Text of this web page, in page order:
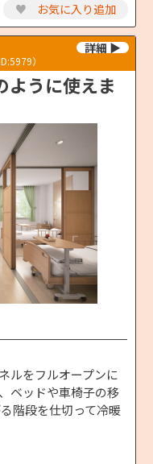
♥ お気に入り追加
ID:5979）
ように使えま
ルをフルオープンに
ベッドや車椅子の移
階段を仕切って冷暖